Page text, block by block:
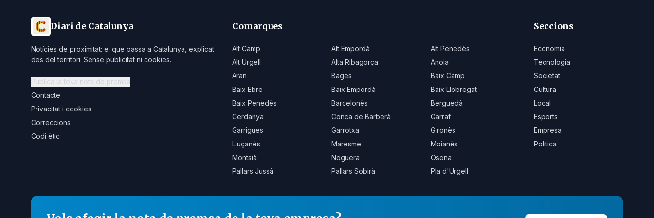
Diari de Catalunya
Notícies de proximitat: el que passa a Catalunya, explicat
des del territori. Sense publicitat ni cookies.
Publica la teva nota de premsa
Contacte
Privacitat i cookies
Correccions
Codi ètic
Comarques
Alt Camp Alt Empordà
Alt Penedès
Alt Urgell
Alta Ribagorça
Anoia
Aran
Bages
Baix Camp
Baix Ebre
Baix Empordà
Baix Llobregat
Baix Penedès
Barcelonès
Berguedà
Cerdanya
Conca de Barberà
Garraf
Garrigues
Garrotxa
Gironès
Lluçanès
Maresme
Moianès
Montsià
Noguera
Osona
Pallars Jussà
Pallars Sobirà Pla d'Urgell
Seccions
Economia
Tecnologia
Societat
Cultura
Local
Esports
Empresa
Política